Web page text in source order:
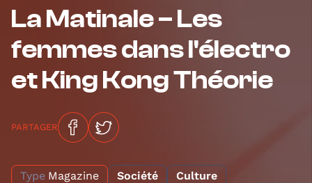
La Matinale – Les
femmes dans l'électro
et King Kong Théorie
PARTAGER
Type Magazine Société
Culture